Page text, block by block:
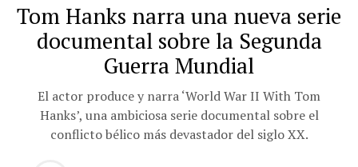
Tom Hanks narra una nueva serie
documental sobre la Segunda
Guerra Mundial
El actor produce y narra ‘World War II With Tom
Hanks’, una ambiciosa serie documental sobre el
conflicto bélico más devastador del siglo XX.